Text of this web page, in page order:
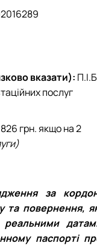
вказати):
послуг
грн. якщо на 2
за
та повернення,
реальними
паспорті